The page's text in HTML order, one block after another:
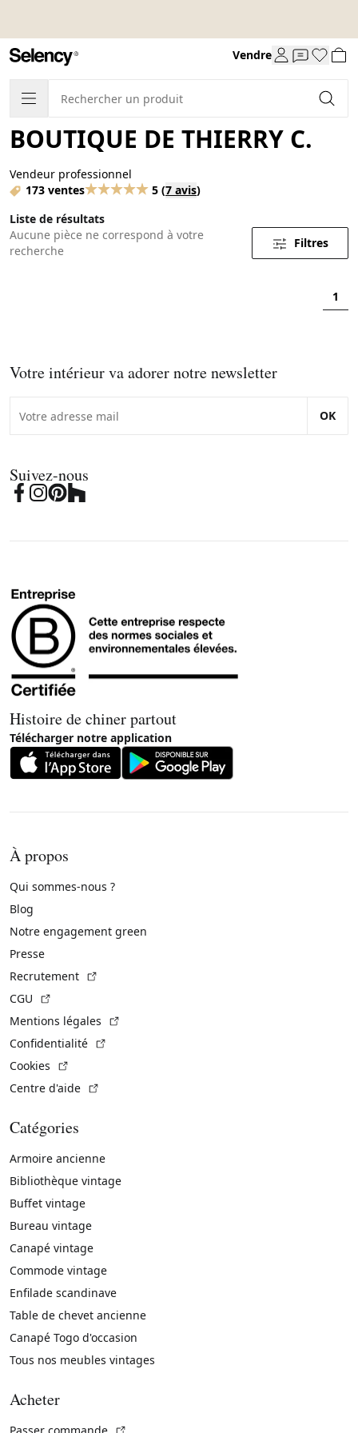
Vendre
BOUTIQUE DE THIERRY C.
Vendeur professionnel
173 ventes
5 (7 avis)
Liste de résultats
Aucune pièce ne correspond à votre
recherche
Filtres
1
Votre intérieur va adorer notre newsletter
OK
Suivez-nous
Histoire de chiner partout
Télécharger notre application
À propos
Qui sommes-nous ?
Blog
Notre engagement green
Presse
Recrutement
CGU
Mentions légales
Confidentialité
Cookies
Centre d'aide
Catégories
Armoire ancienne
Bibliothèque vintage
Buffet vintage
Bureau vintage
Canapé vintage
Commode vintage
Enfilade scandinave
Table de chevet ancienne
Canapé Togo d'occasion
Tous nos meubles vintages
Acheter